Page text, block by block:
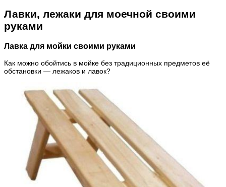
Лавки, лежаки для моечной своими
руками
Лавка для мойки своими руками
Как можно обойтись в мойке без традиционных предметов её
обстановки — лежаков и лавок?